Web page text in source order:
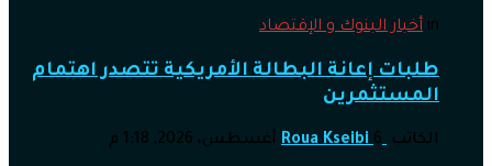
in أخبار البنوك و الإقتصاد
طلبات إعانة البطالة الأمريكية تتصدر اهتمام
المستثمرين
الكاتب Roua Kseibi 6 أغسطس، 2026, 1:18 م